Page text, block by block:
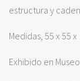
estructura y
Medidas, 55 x 55
Exhibido en